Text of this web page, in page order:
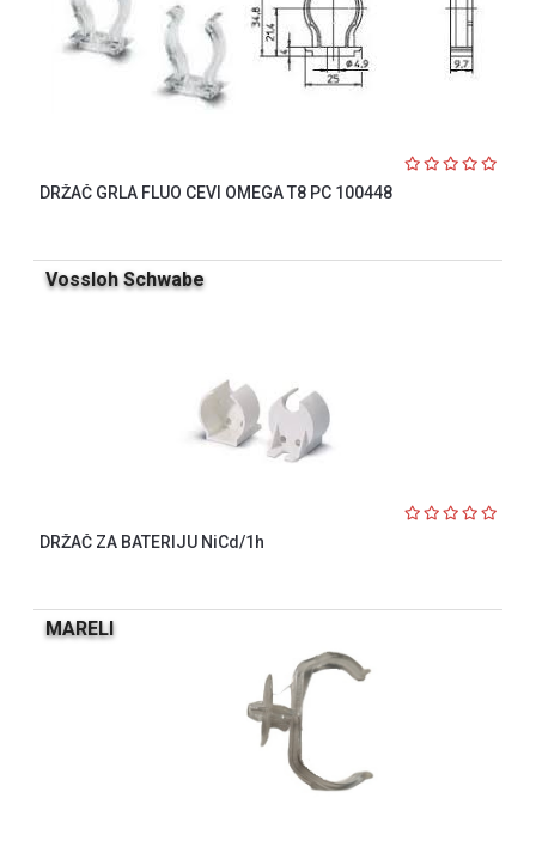
DRŽAČ GRLA FLUO CEVI OMEGA T8 PC 100448
Vossloh Schwabe
DRŽAČ ZA BATERIJU NiCd/1h
MARELI